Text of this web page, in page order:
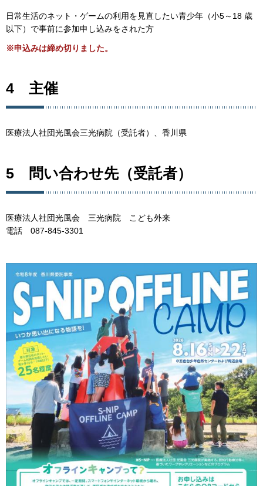
日常生活のネット・ゲームの利用を見直したい青少年（小5～18 歳
以下）で事前に参加申し込みをされた方
※申込みは締め切りました。
4 主催
医療法人社団光風会三光病院（受託者）、香川県
5 問い合わせ先（受託者）
医療法人社団光風会 三光病院 こども外来
電話 087-845-3301